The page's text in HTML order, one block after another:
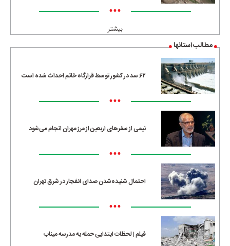
•••
بیشتر
مطالب استانها
۶۲ سد در کشور توسط قرارگاه خاتم احداث شده است
•••
نیمی از سفرهای اربعین از مرز مهران انجام می‌شود
•••
احتمال شنیده‌شدن صدای انفجار در شرق تهران
•••
فیلم | لحظات ابتدایی حمله به مدرسه میناب